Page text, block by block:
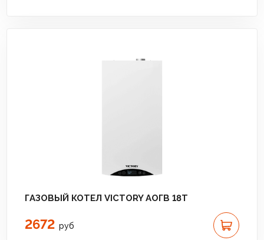
ГАЗОВЫЙ КОТЕЛ VICTORY АОГВ 18T
2672 руб